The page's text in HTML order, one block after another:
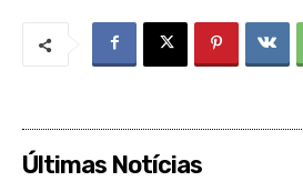
Últimas Notícias